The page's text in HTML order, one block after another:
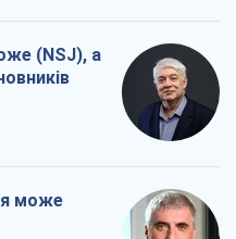
(NSJ), а
може